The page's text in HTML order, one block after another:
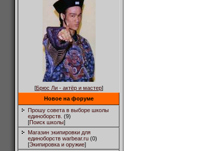
[Брюс Ли - актёр и мастер]
Новое на форуме
Прошу совета в выборе школы
единоборств. (9)
[Поиск школы]
Магазин экипировки для
единоборств warbear.ru (0)
[Экипировка и оружие]